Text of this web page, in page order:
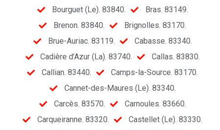
Bourguet (Le). 83840.
Bras. 83149.
Brenon. 83840.
Brignolles. 83170.
Brue-Auriac. 83119.
Cabasse. 83340.
Cadière d’Azur (La). 83740.
Callas. 83830.
Callian. 83440.
Camps-la-Source. 83170.
Cannet-des-Maures (Le). 83340.
Carcès. 83570.
Carnoules. 83660.
Carqueiranne. 83320.
Castellet (Le). 83330.